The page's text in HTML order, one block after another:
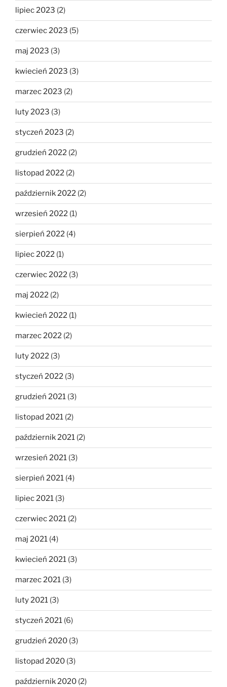
lipiec 2023 (2)
czerwiec 2023 (5)
maj 2023 (3)
kwiecień 2023 (3)
marzec 2023 (2)
luty 2023 (3)
styczeń 2023 (2)
grudzień 2022 (2)
listopad 2022 (2)
październik 2022 (2)
wrzesień 2022 (1)
sierpień 2022 (4)
lipiec 2022 (1)
czerwiec 2022 (3)
maj 2022 (2)
kwiecień 2022 (1)
marzec 2022 (2)
luty 2022 (3)
styczeń 2022 (3)
grudzień 2021 (3)
listopad 2021 (2)
październik 2021 (2)
wrzesień 2021 (3)
sierpień 2021 (4)
lipiec 2021 (3)
czerwiec 2021 (2)
maj 2021 (4)
kwiecień 2021 (3)
marzec 2021 (3)
luty 2021 (3)
styczeń 2021 (6)
grudzień 2020 (3)
listopad 2020 (3)
październik 2020 (2)